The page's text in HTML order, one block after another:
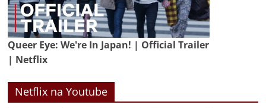
Queer Eye: We're In Japan! | Official Trailer
| Netflix
Netflix na Youtube